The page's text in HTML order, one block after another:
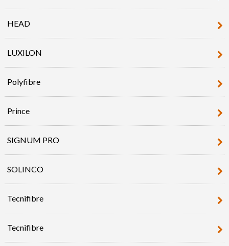
HEAD
LUXILON
Polyfibre
Prince
SIGNUM PRO
SOLINCO
Tecnifibre
Tecnifibre